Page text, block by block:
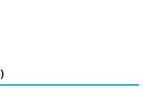
）